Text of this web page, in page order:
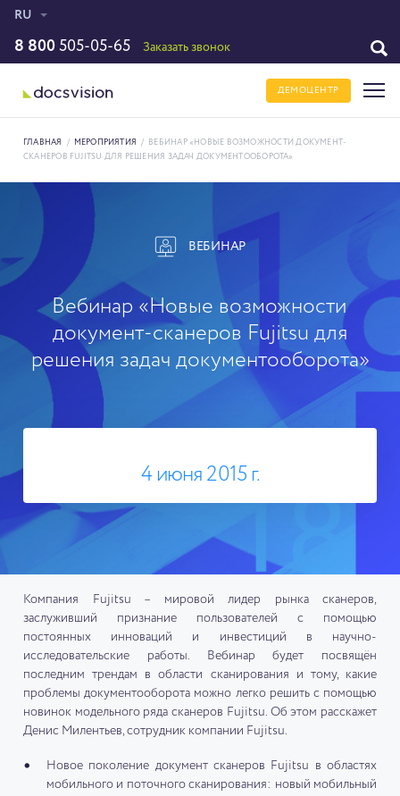
RU
8 800 505-05-65 Заказать звонок
ДЕМОЦЕНТР
ГЛАВНАЯ / МЕРОПРИЯТИЯ /
ВЕБИНАР «НОВЫЕ ВОЗМОЖНОСТИ ДОКУМЕНТ-
СКАНЕРОВ FUJITSU ДЛЯ РЕШЕНИЯ ЗАДАЧ ДОКУМЕНТООБОРОТА»
ВЕБИНАР
Вебинар «Новые возможности
документ-сканеров Fujitsu для
решения задач документооборота»
4 июня 2015 г.
Компания Fujitsu – мировой лидер рынка сканеров,
заслуживший признание пользователей с помощью
постоянных инноваций и инвестиций в научно-
исследовательские работы. Вебинар будет посвящён
последним трендам в области сканирования и тому, какие
проблемы документооборота можно легко решить с помощью
новинок модельного ряда сканеров Fujitsu. Об этом расскажет
Денис Милентьев, сотрудник компании Fujitsu.
Новое поколение документ сканеров Fujitsu в областях
мобильного и поточного сканирования: новый мобильный